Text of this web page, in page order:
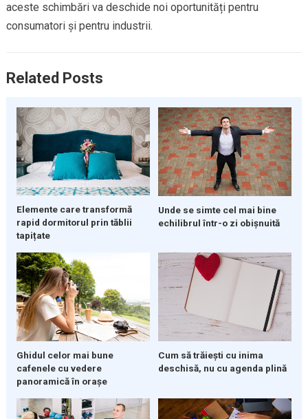
aceste schimbări va deschide noi oportunități pentru
consumatori și pentru industrii.
Related Posts
Elemente care transformă
rapid dormitorul prin tăblii
tapițate
Unde se simte cel mai bine
echilibrul într-o zi obișnuită
Ghidul celor mai bune
cafenele cu vedere
panoramică în orașe
Cum să trăiești cu inima
deschisă, nu cu agenda plină